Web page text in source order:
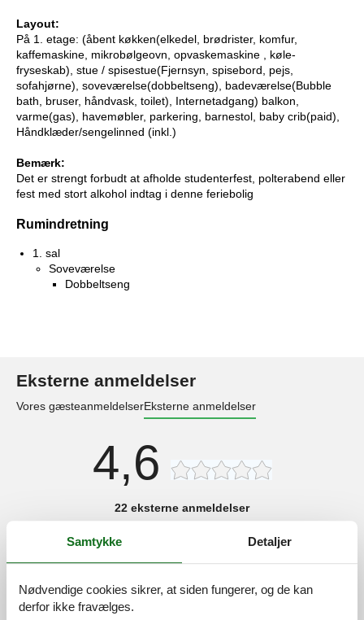
Layout:
På 1. etage: (åbent køkken(elkedel, brødrister, komfur,
kaffemaskine, mikrobølgeovn, opvaskemaskine , køle-
fryseskab), stue / spisestue(Fjernsyn, spisebord, pejs,
sofahjørne), soveværelse(dobbeltseng), badeværelse(Bubble
bath, bruser, håndvask, toilet), Internetadgang) balkon,
varme(gas), havemøbler, parkering, barnestol, baby crib(paid),
Håndklæder/sengelinned (inkl.)
Bemærk:
Det er strengt forbudt at afholde studenterfest, polterabend eller
fest med stort alkohol indtag i denne feriebolig
Rumindretning
1. sal
Soveværelse
Dobbeltseng
Eksterne anmeldelser
Vores gæsteanmeldelserEksterne anmeldelser
4,6
22 eksterne anmeldelser
5,0
Generel:
Samtykke Detaljer
Nødvendige cookies sikrer, at siden fungerer, og de kan
derfor ikke fravælges.